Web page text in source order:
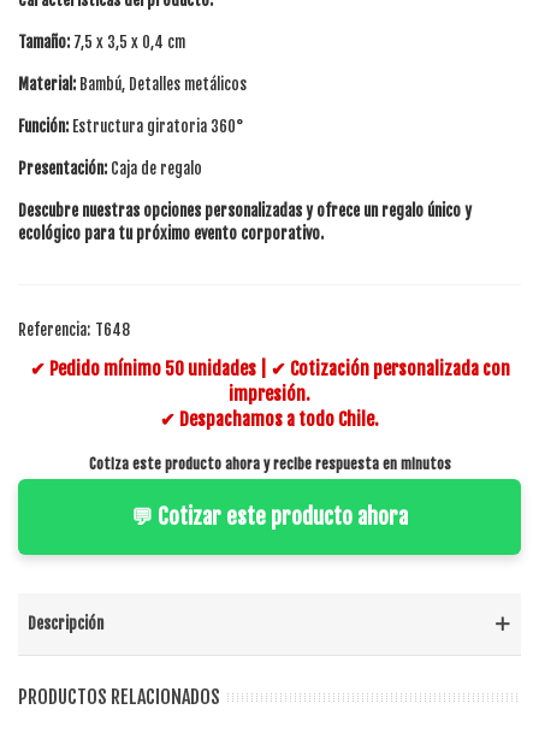
Tamaño: 7,5 x 3,5 x 0,4 cm
Material: Bambú, Detalles metálicos
Función: Estructura giratoria 360°
Presentación: Caja de regalo
Descubre nuestras opciones personalizadas y ofrece un regalo único y
ecológico para tu próximo evento corporativo.
Referencia: T648
✔ Pedido mínimo 50 unidades | ✔ Cotización personalizada con
impresión.
✔ Despachamos a todo Chile.
Cotiza este producto ahora y recibe respuesta en minutos
💬 Cotizar este producto ahora
Descripción
PRODUCTOS RELACIONADOS